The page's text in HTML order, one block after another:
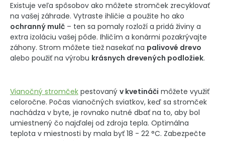
Existuje veľa spôsobov ako môžete stromček zrecyklovať
na vašej záhrade. Vytraste ihličie a použite ho ako
ochranný mulč – ten sa pomaly rozloží a pridá živiny a
extra izoláciu vašej pôde. Ihličím a konármi pozakrývajte
záhony. Strom môžete tiež nasekať na palivové drevo
alebo použiť na výrobu krásnych drevených podložiek.
Vianočný stromček pestovaný v kvetináči môžete využiť
celoročne. Počas vianočných sviatkov, keď sa stromček
nachádza v byte, je rovnako nutné dbať na to, aby bol
umiestnený čo najďalej od zdroja tepla. Optimálna
teplota v miestnosti by mala byť 18 - 22 °C. Zabezpečte